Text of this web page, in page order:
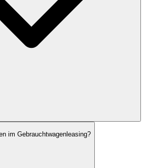
im Gebrauchtwagenleasing?